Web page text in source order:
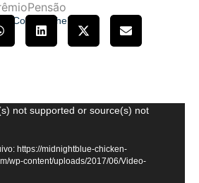
Compartilhe!
not supported or source(s) not
https://midnightblue-chicken-
wp-content/uploads/2017/06/Video-